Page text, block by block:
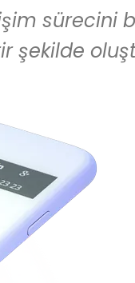
sürecini
şekilde